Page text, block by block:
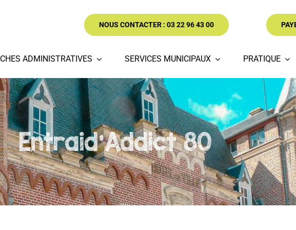
NOUS CONTACTER : 03 22 96 43 00
ADMINISTRATIVES SERVICES MUNICIPAUX PRATIQUE
Entraid'Addict 80